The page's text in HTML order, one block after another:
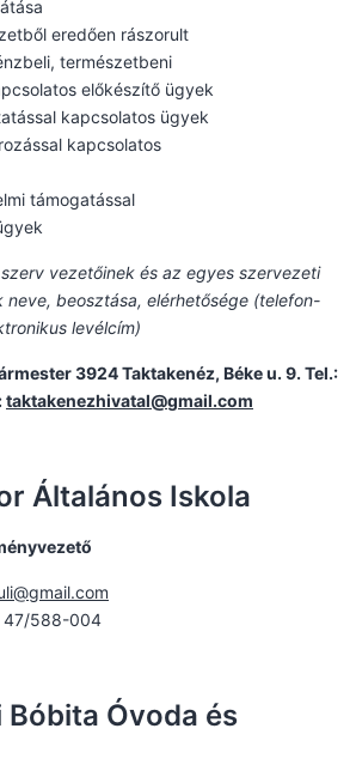
eredően rászorult
természetbeni
előkészítő ügyek
kapcsolatos ügyek
kapcsolatos
támogatással
vezetőinek és az egyes szervezeti
beosztása, elérhetősége (telefon-
levélcím)
3924 Taktakenéz, Béke u. 9. Tel.:
taktakenezhivatal@gmail.com
Általános Iskola
47/588-004
Bóbita Óvoda és